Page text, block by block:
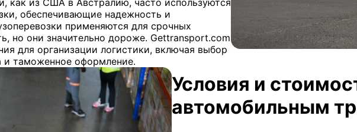
как из США в Австралию, часто используются
обеспечивающие надежность и
применяются для срочных
но они значительно дороже. Gettransport.com
для организации логистики, включая выбор
и таможенное оформление.
Условия и
автомобильным